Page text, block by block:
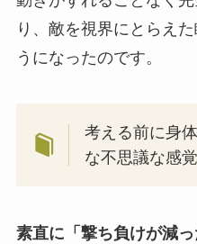
り、敵を視界にとらえ
うになったのです。
考える前に身
な不思議な感覚
素直に「撃ち負けが減